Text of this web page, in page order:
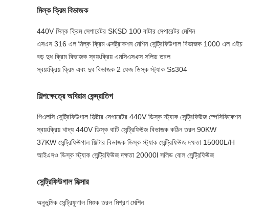
মিল্ক ক্রিম বিভাজক
440V মিল্ক ক্রিম সেপারেটর SKSD 100 বাটার সেপারেটর মেশিন
এসএস 316 এল মিল্ক ক্রিম এক্সট্রাকশন মেশিন সেন্ট্রিফিউগাল বিভাজক 1000 এল এইচ
বড় দুধ ক্রিম বিভাজক স্বয়ংক্রিয় এমসিএসএক্স সলিড তরল
স্বয়ংক্রিয় ক্রিম এবং দুধ বিভাজক 2 ফেজ ডিস্ক স্ট্যাক Ss304
শিল্পক্ষেত্রে অবিরাম কেন্দ্রাতিগ
পিএলসি সেন্ট্রিফিউগাল ফিল্টার সেপারেটর 440V ডিস্ক স্ট্যাক সেন্ট্রিফিউজ স্পেসিফিকেশন
স্বয়ংক্রিয় খাদ্য 440V ডিস্ক বাটি সেন্ট্রিফিউজ বিভাজক কঠিন তরল 90KW
37KW সেন্ট্রিফিউগাল ফিল্টার বিভাজক ডিস্ক স্ট্যাক সেন্ট্রিফিউজ দক্ষতা 15000L/H
আইএসও ডিস্ক স্ট্যাক সেন্ট্রিফিউজ দক্ষতা 20000l সলিড বোল সেন্ট্রিফিউজ
সেন্ট্রিফিউগাল মিক্সার
অনুভূমিক সেন্ট্রিফুগাল মিশুক তরল মিশ্রণ মেশিন